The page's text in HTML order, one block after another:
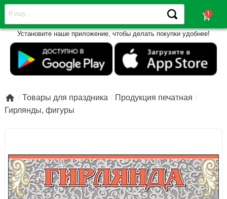
shopping_cart
Установите наше приложение, чтобы делать покупки удобнее!
 Товары для праздника
Продукция печатная
Гирлянды, фигуры